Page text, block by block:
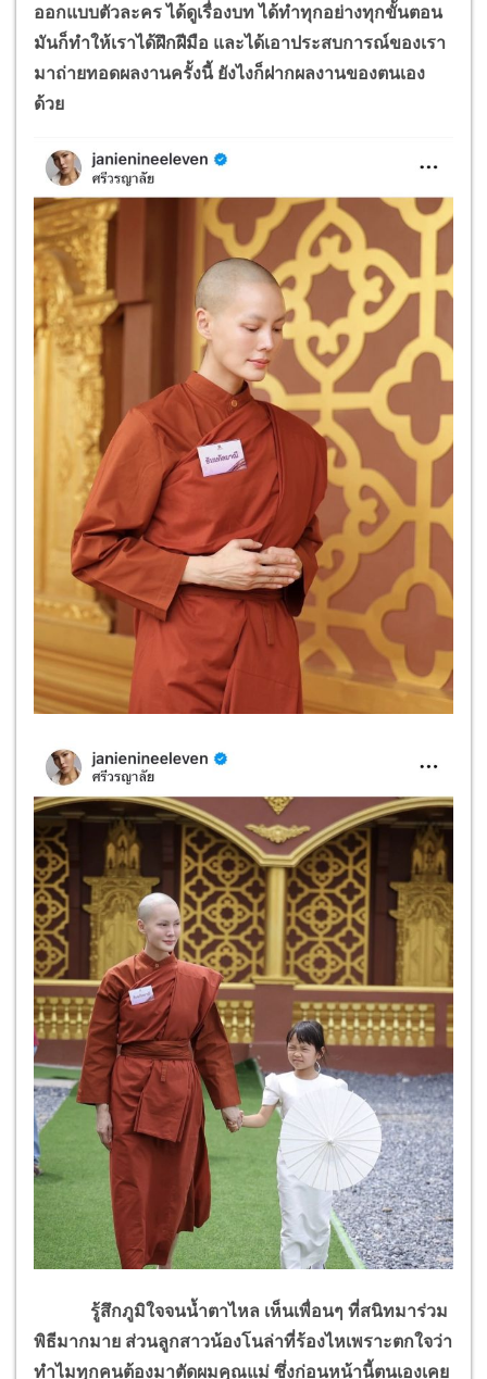
ออกแบบตัวละคร ได้ดูเรื่องบท ได้ทำทุกอย่างทุกขั้นตอน
มันก็ทำให้เราได้ฝึกฝีมือ และได้เอาประสบการณ์ของเรา
มาถ่ายทอดผลงานครั้งนี้ ยังไงก็ฝากผลงานของตนเอง
ด้วย
รู้สึกภูมิใจจนน้ำตาไหล เห็นเพื่อนๆ ที่สนิทมาร่วม
พิธีมากมาย ส่วนลูกสาวน้องโนล่าที่ร้องไหเพราะตกใจว่า
ทำไมทุกคนต้องมาตัดผมคุณแม่ ซึ่งก่อนหน้านี้ตนเองเคย